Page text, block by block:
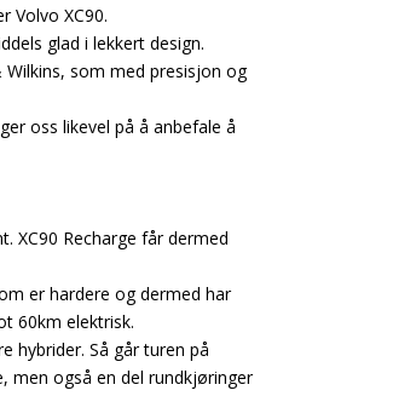
Volvo XC90.
glad i lekkert design.
som med presisjon og
oss likevel på å anbefale å
XC90 Recharge får dermed
er hardere og dermed har
60km elektrisk.
hybrider. Så går turen på
men også en del rundkjøringer